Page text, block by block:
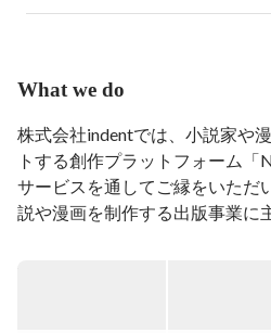
創業しました。現在は、作家
に取り組んでいます。
What we do
株式会社indentでは、小説家や
トする創作プラットフォーム「
サービスを通してご縁をいただ
説や漫画を制作する出版事業に
を超え、多くの作家の皆さまに